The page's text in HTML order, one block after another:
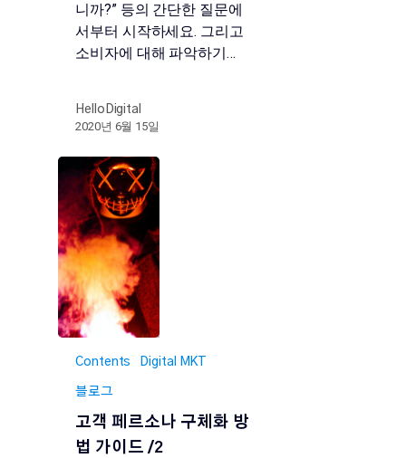
니까?” 등의 간단한 질문에
서부터 시작하세요. 그리고
소비자에 대해 파악하기…
HelloDigital
2020년 6월 15일
Contents Digital MKT
블로그
고객 페르소나 구체화 방
법 가이드 /2